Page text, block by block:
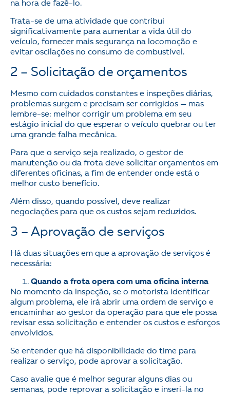
na hora de fazê-lo.
Trata-se de uma atividade que contribui
significativamente para aumentar a vida útil do
veículo, fornecer mais segurança na locomoção e
evitar oscilações no consumo de combustível.
2 – Solicitação de orçamentos
Mesmo com cuidados constantes e inspeções diárias,
problemas surgem e precisam ser corrigidos — mas
lembre-se: melhor corrigir um problema em seu
estágio inicial do que esperar o veículo quebrar ou ter
uma grande falha mecânica.
Para que o serviço seja realizado, o gestor de
manutenção ou da frota deve solicitar orçamentos em
diferentes oficinas, a fim de entender onde está o
melhor custo benefício.
Além disso, quando possível, deve realizar
negociações para que os custos sejam reduzidos.
3 – Aprovação de serviços
Há duas situações em que a aprovação de serviços é
necessária:
Quando a frota opera com uma oficina interna
No momento da inspeção, se o motorista identificar
algum problema, ele irá abrir uma ordem de serviço e
encaminhar ao gestor da operação para que ele possa
revisar essa solicitação e entender os custos e esforços
envolvidos.
Se entender que há disponibilidade do time para
realizar o serviço, pode aprovar a solicitação.
Caso avalie que é melhor segurar alguns dias ou
semanas, pode reprovar a solicitação e inseri-la no